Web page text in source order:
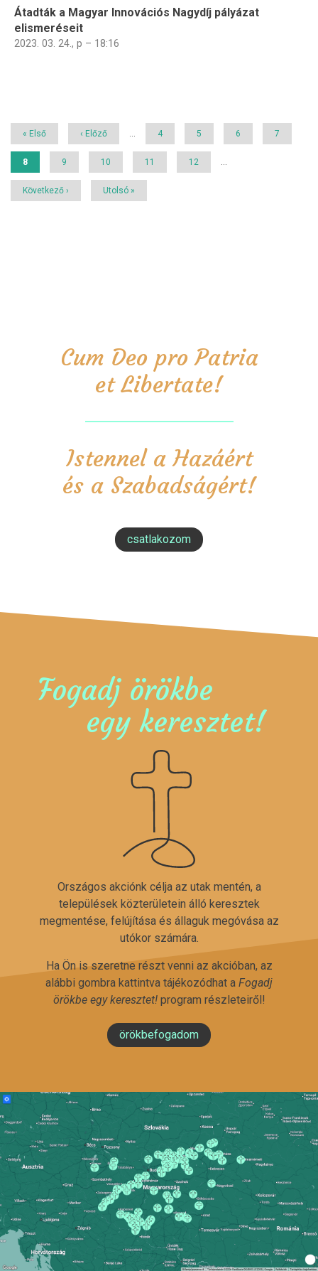
Átadták a Magyar Innovációs Nagydíj pályázat
elismeréseit
2023. 03. 24., p – 18:16
Első
« Első
Előző
‹ Előző Page
4 Page
5 Page
6 Page
7
Jelenlegi
8 Page
9 Page
10 Page
11 Page
12
Következő
Következő ›
Utolsó
Utolsó »
Cum Deo pro Patria
et Libertate!
Istennel a Hazáért
és a Szabadságért!
csatlakozom
Fogadj örökbe
egy keresztet!
Országos akciónk célja az utak mentén, a
települések közterületein álló keresztek
megmentése, felújítása és állaguk megóvása az
utókor számára.
Ha Ön is szeretne részt venni az akcióban, az
alábbi gombra kattintva tájékozódhat a Fogadj
örökbe egy keresztet!program részleteiről!
örökbefogadom